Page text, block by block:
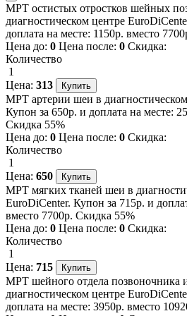
МРТ остистых отростков шейных
диагностическом центре
доплата на месте: 1150р. вместо
Цена до: 0 Цена после: 0 Скидка:
Количество
1
Цена: 313
МРТ артерии шеи в
Купон за 650р. и доплата на месте:
Скидка 55%
Цена до: 0 Цена после: 0 Скидка:
Количество
1
Цена: 650
МРТ мягких тканей шеи в
EuroDiCenter. Купон за 715р. и
вместо 7700р. Скидка 55%
Цена до: 0 Цена после: 0 Скидка:
Количество
1
Цена: 715
МРТ шейного отдела позвоночника
диагностическом центре
доплата на месте: 3950р. вместо